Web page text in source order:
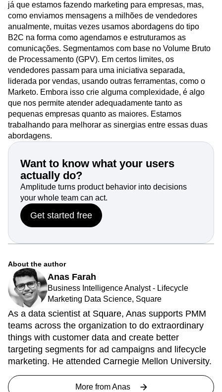
já que estamos fazendo marketing para empresas, mas,
como enviamos mensagens a milhões de vendedores
anualmente, muitas vezes usamos abordagens do tipo
B2C na forma como agendamos e estruturamos as
comunicações. Segmentamos com base no Volume Bruto
de Processamento (GPV). Em certos limites, os
vendedores passam para uma iniciativa separada,
liderada por vendas, usando outras ferramentas, como o
Marketo. Embora isso crie alguma complexidade, é algo
que nos permite atender adequadamente tanto as
pequenas empresas quanto as maiores. Estamos
trabalhando para melhorar as sinergias entre essas duas
abordagens.
Want to know what your users
actually do?
Amplitude turns product behavior into decisions
your whole team can act.
Get started free
About the author
Anas Farah
Business Intelligence Analyst - Lifecycle
Marketing Data Science, Square
As a data scientist at Square, Anas supports PMM
teams across the organization to do extraordinary
things with customer data and create better
targeting segments for ad campaigns and lifecycle
marketing. He attended Carnegie Mellon University.
More fromAnas